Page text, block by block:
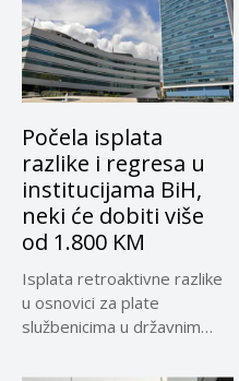
Počela isplata
razlike i regresa u
institucijama BiH,
neki će dobiti više
od 1.800 KM
Isplata retroaktivne razlike
u osnovici za plate
službenicima u državnim